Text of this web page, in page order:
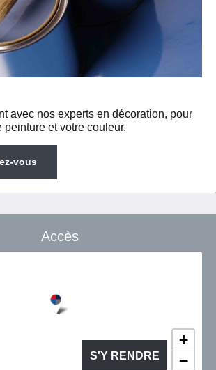
avec nos experts en décoration, pour
peinture et votre couleur.
vous
Accès
+
−
S'Y RENDRE